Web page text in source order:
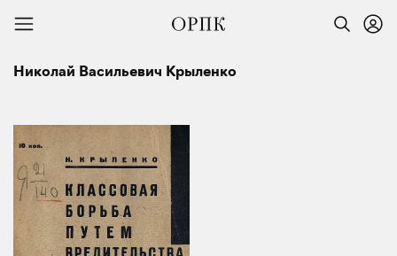
Николай Васильевич Крыленко